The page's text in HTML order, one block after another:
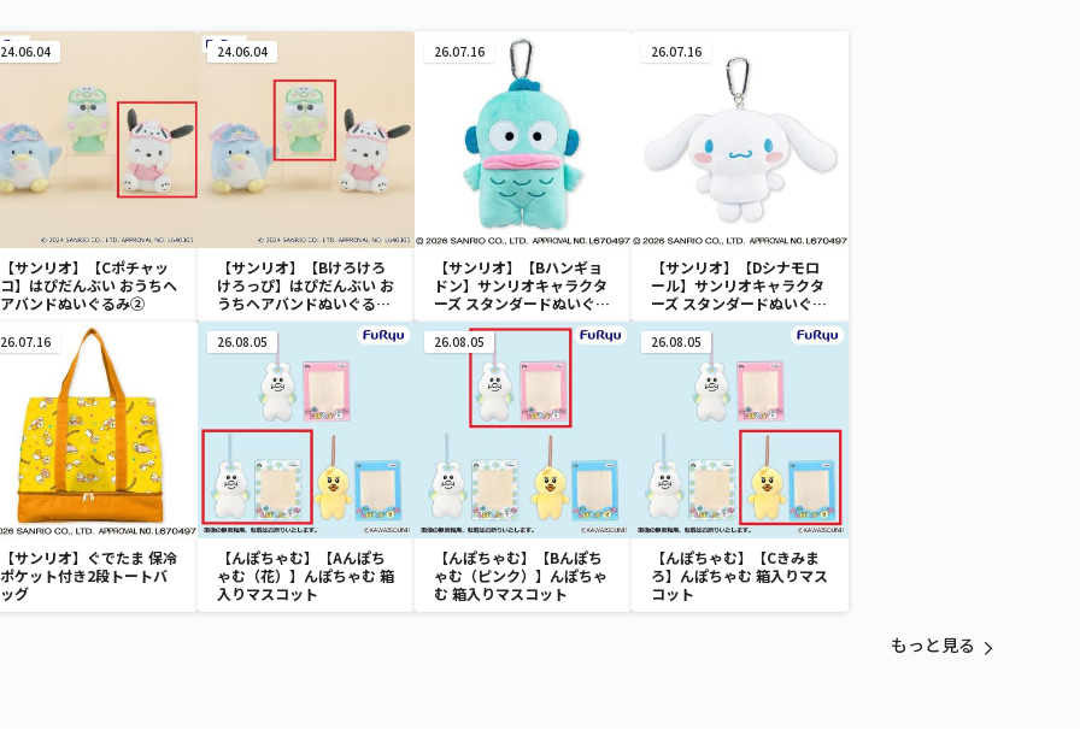
24.06.04
【サンリオ】【Cポチャッ
コ】はぴだんぶい おうちヘ
アバンドぬいぐるみ②
24.06.04
【サンリオ】【Bけろけろ
けろっぴ】はぴだんぶい お
うちヘアバンドぬいぐるみ
②
26.07.16
【サンリオ】【Bハンギョ
ドン】サンリオキャラクタ
ーズ スタンダードぬいぐる
みリール付きパスケース
26.07.16
【サンリオ】【Dシナモロ
ール】サンリオキャラクタ
ーズ スタンダードぬいぐる
みリール付きパスケース
26.07.16
【サンリオ】ぐでたま 保冷
ポケット付き2段トートバ
ッグ
26.08.05
【んぽちゃむ】【Aんぽち
ゃむ（花）】んぽちゃむ 箱
入りマスコット
26.08.05
【んぽちゃむ】【Bんぽち
ゃむ（ピンク）】んぽちゃ
む 箱入りマスコット
26.08.05
【んぽちゃむ】【Cきみま
ろ】んぽちゃむ 箱入りマス
コット
もっと見る